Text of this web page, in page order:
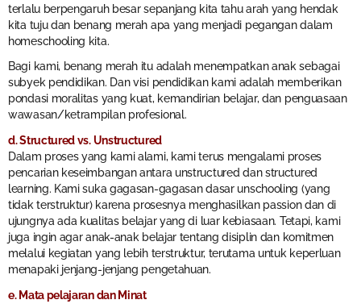
terlalu berpengaruh besar sepanjang kita tahu arah yang hendak
kita tuju dan benang merah apa yang menjadi pegangan dalam
homeschooling kita.
Bagi kami, benang merah itu adalah menempatkan anak sebagai
subyek pendidikan. Dan visi pendidikan kami adalah memberikan
pondasi moralitas yang kuat, kemandirian belajar, dan penguasaan
wawasan/ketrampilan profesional.
d. Structured vs. Unstructured
Dalam proses yang kami alami, kami terus mengalami proses
pencarian keseimbangan antara unstructured dan structured
learning. Kami suka gagasan-gagasan dasar unschooling (yang
tidak terstruktur) karena prosesnya menghasilkan passion dan di
ujungnya ada kualitas belajar yang di luar kebiasaan. Tetapi, kami
juga ingin agar anak-anak belajar tentang disiplin dan komitmen
melalui kegiatan yang lebih terstruktur, terutama untuk keperluan
menapaki jenjang-jenjang pengetahuan.
e. Mata pelajaran dan Minat